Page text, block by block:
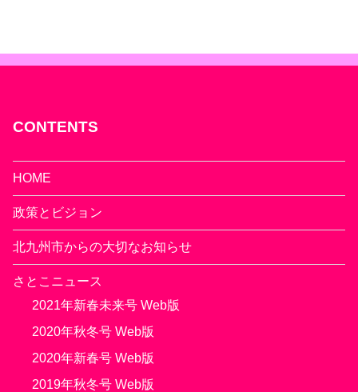
CONTENTS
HOME
政策とビジョン
北九州市からの大切なお知らせ
さとこニュース
2021年新春未来号 Web版
2020年秋冬号 Web版
2020年新春号 Web版
2019年秋冬号 Web版